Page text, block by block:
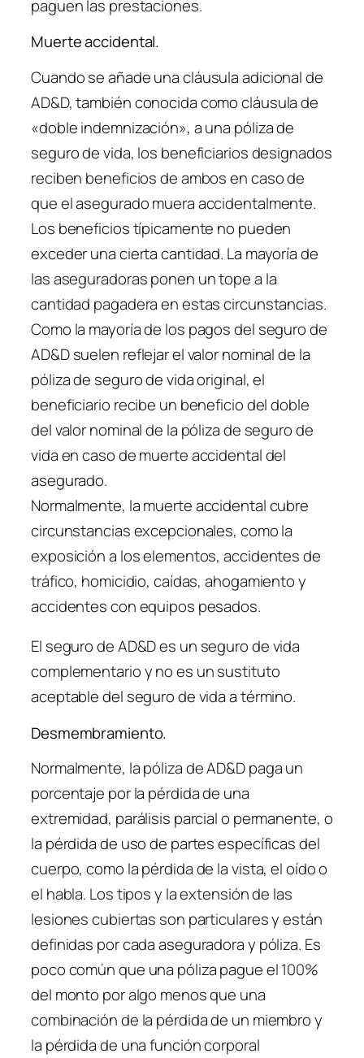
paguen las prestaciones.
Muerte accidental.
Cuando se añade una cláusula adicional de
AD&D, también conocida como cláusula de
«doble indemnización», a una póliza de
seguro de vida, los beneficiarios designados
reciben beneficios de ambos en caso de
que el asegurado muera accidentalmente.
Los beneficios típicamente no pueden
exceder una cierta cantidad. La mayoría de
las aseguradoras ponen un tope a la
cantidad pagadera en estas circunstancias.
Como la mayoría de los pagos del seguro de
AD&D suelen reflejar el valor nominal de la
póliza de seguro de vida original, el
beneficiario recibe un beneficio del doble
del valor nominal de la póliza de seguro de
vida en caso de muerte accidental del
asegurado.
Normalmente, la muerte accidental cubre
circunstancias excepcionales, como la
exposición a los elementos, accidentes de
tráfico, homicidio, caídas, ahogamiento y
accidentes con equipos pesados.
El seguro de AD&D es un seguro de vida
complementario y no es un sustituto
aceptable del seguro de vida a término.
Desmembramiento.
Normalmente, la póliza de AD&D paga un
porcentaje por la pérdida de una
extremidad, parálisis parcial o permanente, o
la pérdida de uso de partes específicas del
cuerpo, como la pérdida de la vista, el oído o
el habla. Los tipos y la extensión de las
lesiones cubiertas son particulares y están
definidas por cada aseguradora y póliza. Es
poco común que una póliza pague el 100%
del monto por algo menos que una
combinación de la pérdida de un miembro y
la pérdida de una función corporal